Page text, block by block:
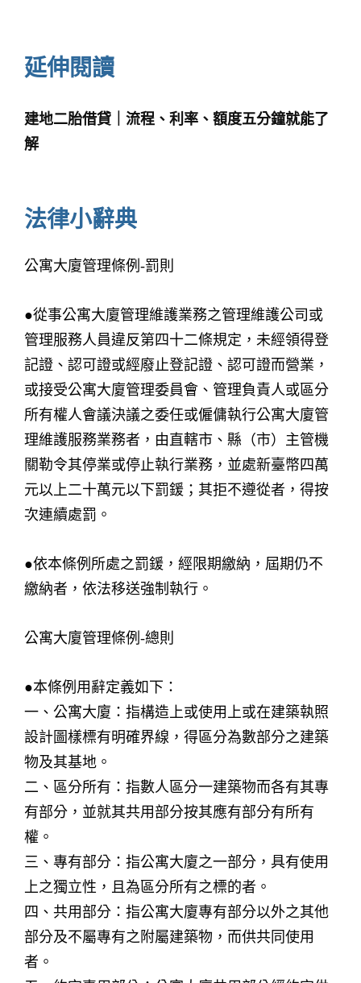
延伸閱讀
建地二胎借貸｜流程、利率、額度五分鐘就能了
解
法律小辭典
公寓大廈管理條例-罰則
●從事公寓大廈管理維護業務之管理維護公司或
管理服務人員違反第四十二條規定，未經領得登
記證、認可證或經廢止登記證、認可證而營業，
或接受公寓大廈管理委員會、管理負責人或區分
所有權人會議決議之委任或僱傭執行公寓大廈管
理維護服務業務者，由直轄市、縣（市）主管機
關勒令其停業或停止執行業務，並處新臺幣四萬
元以上二十萬元以下罰鍰；其拒不遵從者，得按
次連續處罰。
●依本條例所處之罰鍰，經限期繳納，屆期仍不
繳納者，依法移送強制執行。
公寓大廈管理條例-總則
●本條例用辭定義如下：
一、公寓大廈：指構造上或使用上或在建築執照
設計圖樣標有明確界線，得區分為數部分之建築
物及其基地。
二、區分所有：指數人區分一建築物而各有其專
有部分，並就其共用部分按其應有部分有所有
權。
三、專有部分：指公寓大廈之一部分，具有使用
上之獨立性，且為區分所有之標的者。
四、共用部分：指公寓大廈專有部分以外之其他
部分及不屬專有之附屬建築物，而供共同使用
者。